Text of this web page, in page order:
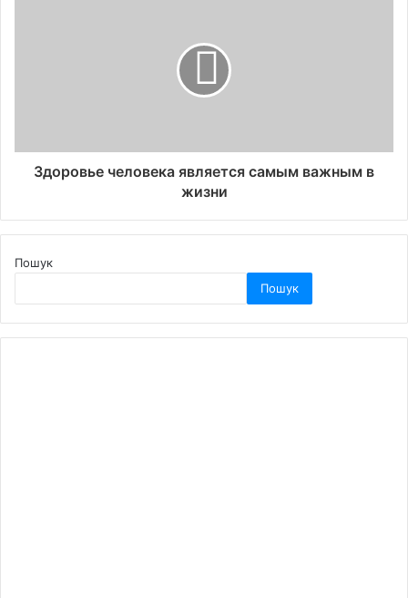
Здоровье человека является самым важным в
жизни
Пошук
Пошук